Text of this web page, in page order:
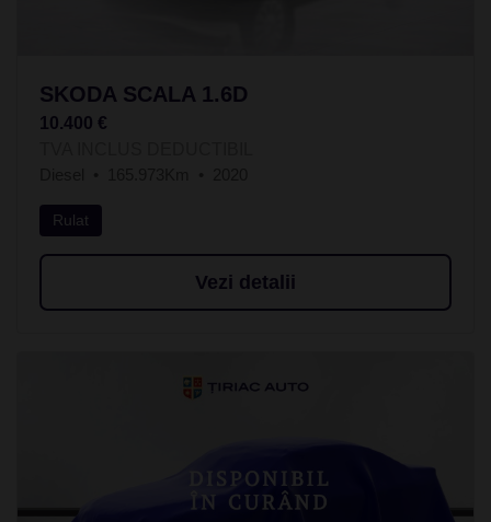
SKODA SCALA 1.6D
10.400 €
Rulat
Vezi detalii